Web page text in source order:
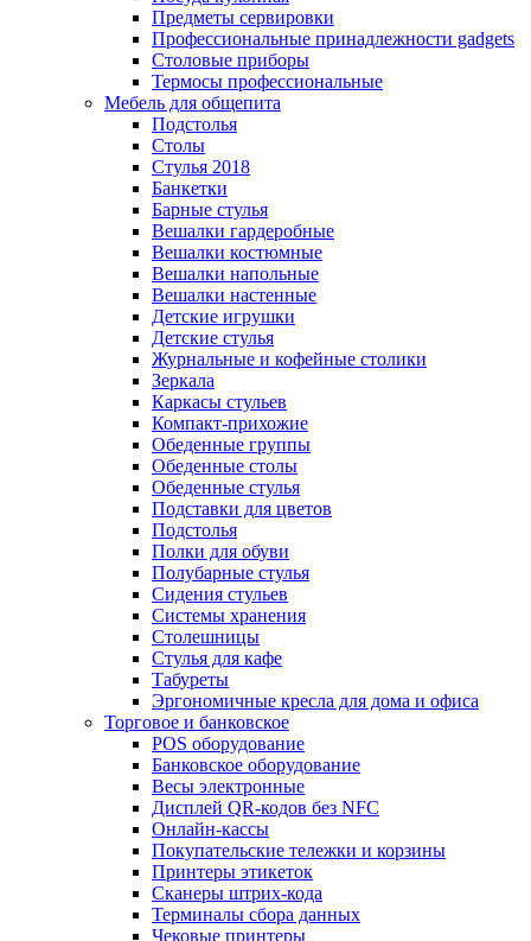
Предметы сервировки
Профессиональные принадлежности gadgets
Столовые приборы
Термосы профессиональные
Мебель для общепита
Подстолья
Столы
Стулья 2018
Банкетки
Барные стулья
Вешалки гардеробные
Вешалки костюмные
Вешалки напольные
Вешалки настенные
Детские игрушки
Детские стулья
Журнальные и кофейные столики
Зеркала
Каркасы стульев
Компакт-прихожие
Обеденные группы
Обеденные столы
Обеденные стулья
Подставки для цветов
Подстолья
Полки для обуви
Полубарные стулья
Сидения стульев
Системы хранения
Столешницы
Стулья для кафе
Табуреты
Эргономичные кресла для дома и офиса
Торговое и банковское
POS оборудование
Банковское оборудование
Весы электронные
Дисплей QR-кодов без NFC
Онлайн-кассы
Покупательские тележки и корзины
Принтеры этикеток
Сканеры штрих-кода
Терминалы сбора данных
Чековые принтеры